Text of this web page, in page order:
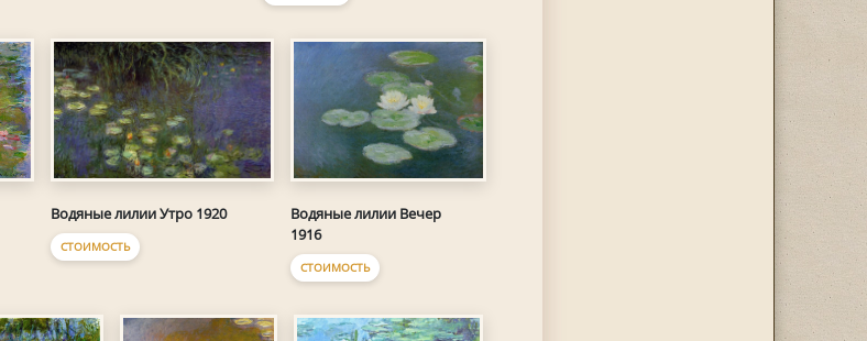
Водяные лилии Утро 1920
СТОИМОСТЬ
Водяные лилии Вечер
1916
СТОИМОСТЬ